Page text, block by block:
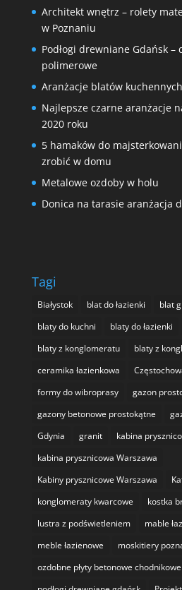
Architekt wnętrz – rolety
w Poznaniu
Podłogi drewniane Gdańsk
polimerowe
Aranżacje blatów
Najlepsze czarne aranżacje
2020 roku
5 hamaków do
zrobić w domu
Metalowe ozdoby w holu
Donica na tarasie aranżacja
Tagi
Białystok blat do łazienki
blat
blaty do kuchni
blaty do łazienki
blaty z konglomeratu
blaty z
ceramika łazienkowa
formy do wibroprasy
gazon
gazony betonowe prostokątne
Gdynia
granit
kabina
kabina prysznicowa Warszawa
Kabiny prysznicowe Warszawa
konglomeraty kwarcowe
kostka
lustra z podświetleniem
mable
meble łazienowe
moskitiery
ozdobne płyty betonowe chodnikowe